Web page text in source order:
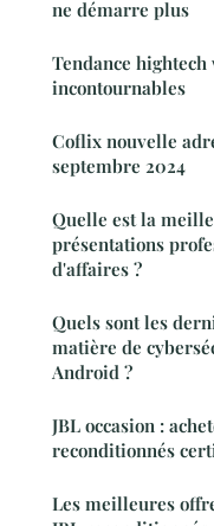
ne démarre plus
Tendance
incontournables
Coflix nouvelle
septembre 2024
Quelle est la
présentations
d'affaires ?
Quels sont les
matière de
Android ?
JBL occasion :
reconditionnés
Les meilleures